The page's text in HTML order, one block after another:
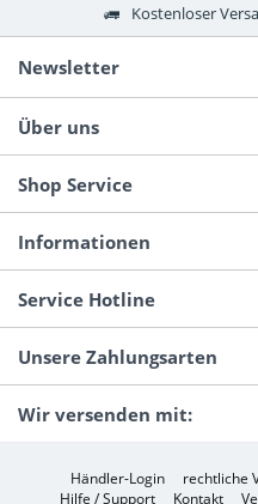
Kostenloser
Newsletter
Über uns
Shop Service
Informationen
Service Hotline
Unsere Zahlungsarten
Wir versenden mit:
Händler-Login rechtliche
Hilfe / Support
Kontakt